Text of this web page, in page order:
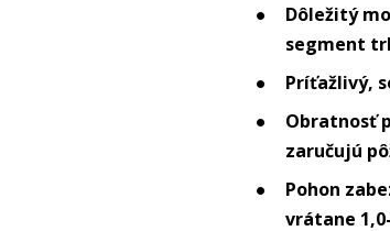
Dôležitý
segment
Príťažlivý,
Obratnosť
zaručujú
Pohon
vrátane